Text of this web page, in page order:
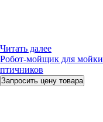
Читать далее
Робот-мойщик для мойки
птичников
Запросить цену товара